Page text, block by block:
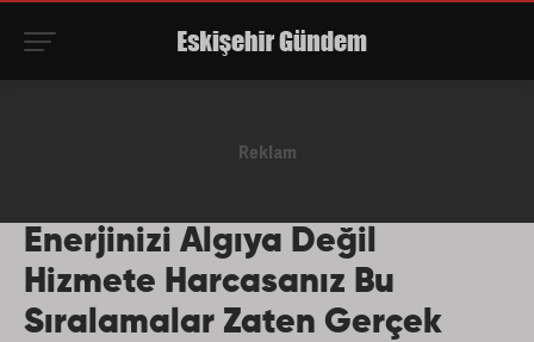
Enerjinizi Algıya Değil
Hizmete Harcasanız Bu
Sıralamalar Zaten Gerçek